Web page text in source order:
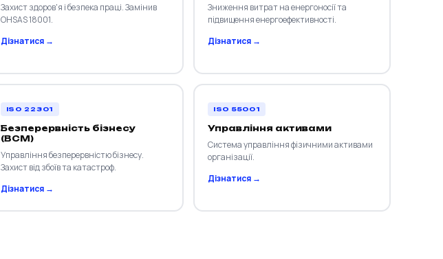
Захист здоров'я і безпека праці. Замінив
OHSAS 18001.
Дізнатися →
Зниження витрат на енергоносії та
підвищення енергоефективності.
Дізнатися →
ISO 22301
Безперервність бізнесу
(BCM)
Управління безперервністю бізнесу.
Захист від збоїв та катастроф.
Дізнатися →
ISO 55001
Управління активами
Система управління фізичними активами
організації.
Дізнатися →